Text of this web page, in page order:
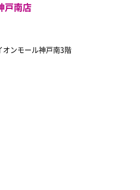
戸南店
ンモール神戸南3階